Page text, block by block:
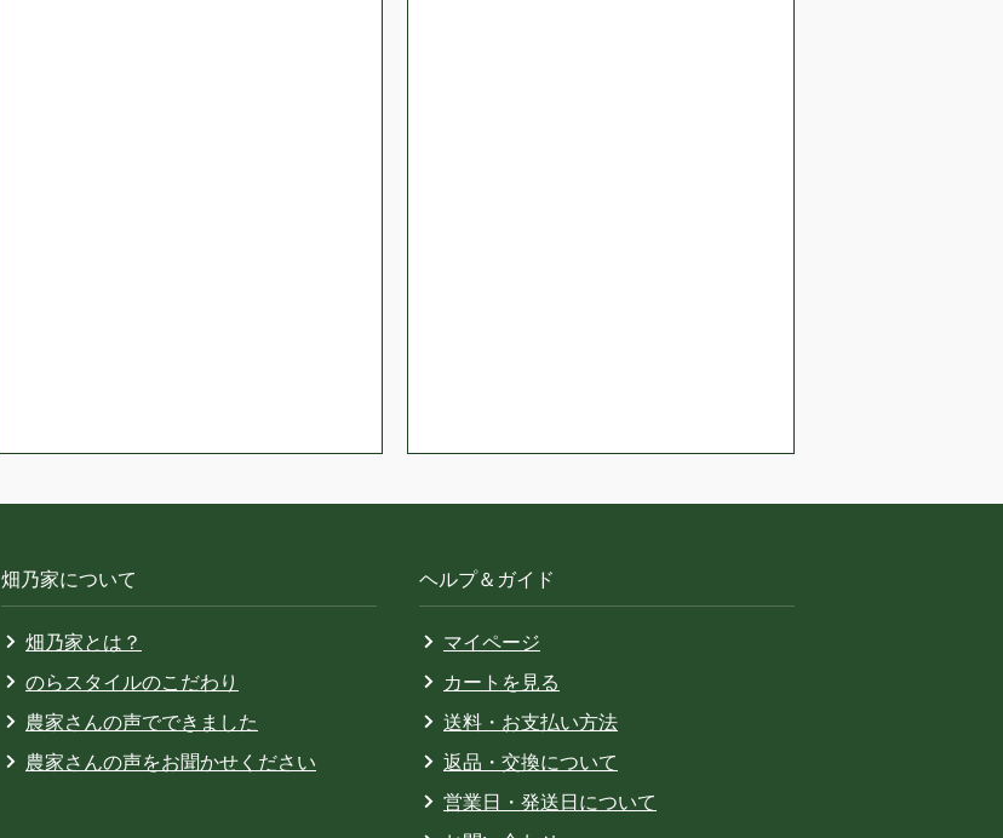
畑乃家について
畑乃家とは？
のらスタイルのこだわり
農家さんの声でできました
農家さんの声をお聞かせください
ヘルプ＆ガイド
マイページ
カートを見る
送料・お支払い方法
返品・交換について
営業日・発送日について